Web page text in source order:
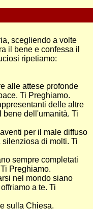
scegliendo a volte
il bene e confessa il
ripetiamo:
alle attese profonde
Ti Preghiamo.
delle altre
bene dell'umanità. Ti
per il male diffuso
di molti. Ti
sempre completati
Preghiamo.
nel mondo siano
a te. Ti
sulla Chiesa.